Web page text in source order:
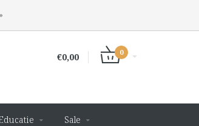
€0,00 0
Sale